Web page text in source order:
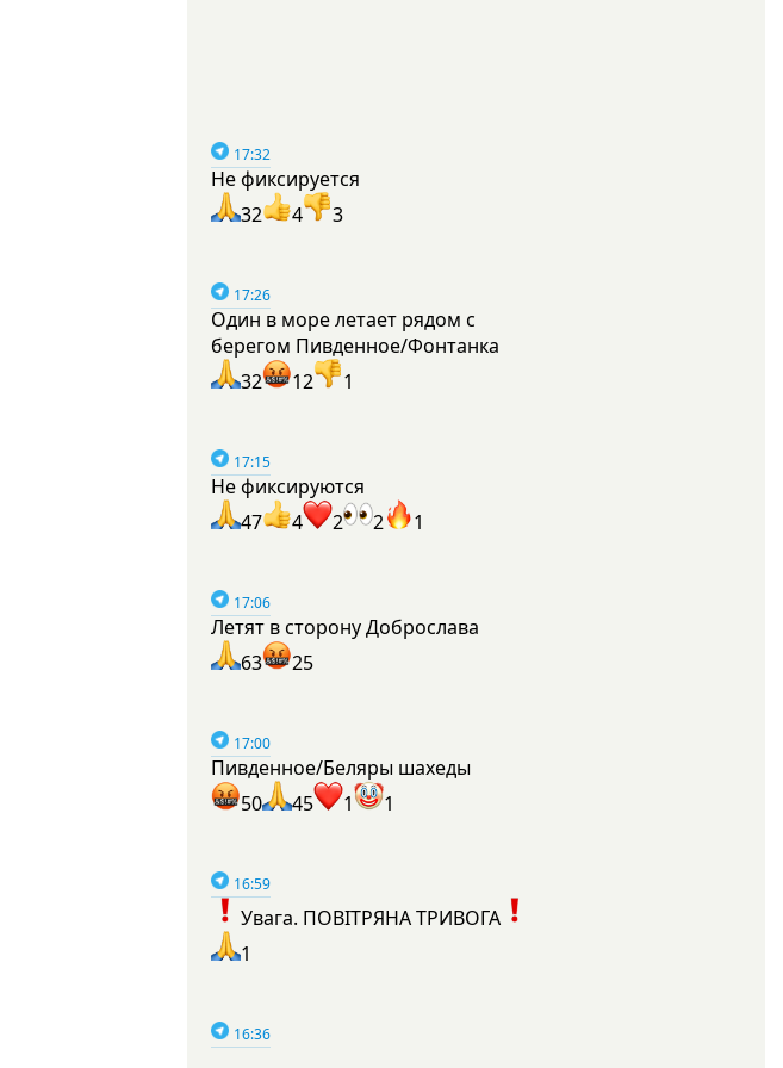
17:32
Не фиксируется
32
4 3
17:26
Один в море летает рядом с
берегом Пивденное/Фонтанка
32
12 1
17:15
Не фиксируются
47
4 2 2 1
17:06
Летят в сторону Доброслава
63
25
17:00
Пивденное/Беляры шахеды
50
45 1 1
16:59
Увага. ПОВІТРЯНА ТРИВОГА
1
16:36